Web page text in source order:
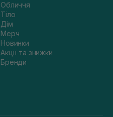
Обличчя
Тіло
Дім
Мерч
Новинки
Акції та знижки
Бренди